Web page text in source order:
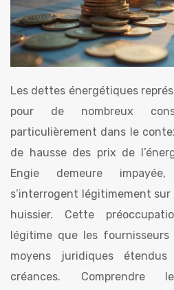
Les dettes énergétiques
pour de nombreux
particulièrement dans le
de hausse des prix de
Engie demeure
s’interrogent légitimement sur
huissier. Cette
légitime que les fournisseurs
moyens juridiques
créances. Comprendre